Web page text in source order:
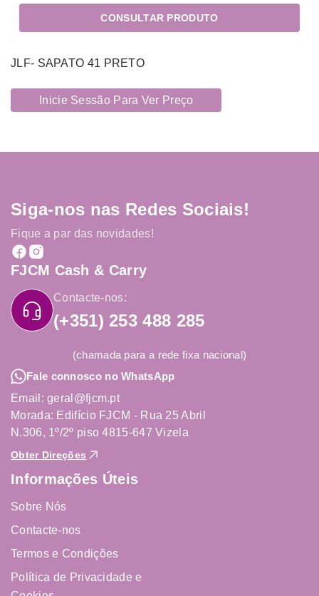
CONSULTAR PRODUTO
JLF- SAPATO 41 PRETO
Inicie Sessão Para Ver Preço
Siga-nos nas Redes Sociais!
Fique a par das novidades!
FJCM Cash & Carry
Contacte-nos:
(+351) 253 488 285
(chamada para a rede fixa nacional)
Fale connosco no WhatsApp
Email: geral@fjcm.pt
Morada: Edifício FJCM - Rua 25 Abril
N.306, 1º/2º piso 4815-647 Vizela
Obter Direções
Informações Úteis
Sobre Nós
Contacte-nos
Termos e Condições
Política de Privacidade e